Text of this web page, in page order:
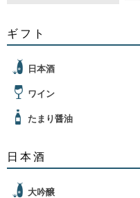
ギフト
日本酒
ワイン
たまり醤油
日本酒
大吟醸